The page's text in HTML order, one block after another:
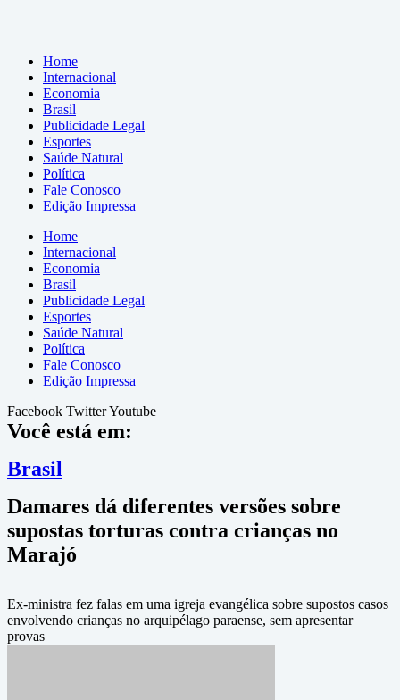
Home
Internacional
Economia
Brasil
Publicidade Legal
Esportes
Saúde Natural
Política
Fale Conosco
Edição Impressa
Home
Internacional
Economia
Brasil
Publicidade Legal
Esportes
Saúde Natural
Política
Fale Conosco
Edição Impressa
Facebook TwitterYoutube
Você está em:
Brasil
Damares dá diferentes versões sobre
supostas torturas contra crianças no
Marajó
Ex-ministra fez falas em uma igreja evangélica sobre supostos casos
envolvendo crianças no arquipélago paraense, sem apresentar
provas